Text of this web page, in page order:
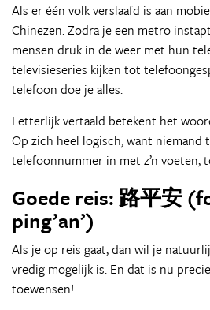
Als er één volk verslaafd is aan
Chinezen. Zodra je een metro
mensen druk in de weer met hun
televisieseries kijken tot
telefoon doe je alles.
Letterlijk vertaald betekent het
Op zich heel logisch, want niemand
telefoonnummer in met z’n voeten,
Goede reis: 路平安
ping’an’)
Als je op reis gaat, dan wil je
vredig mogelijk is. En dat is nu
toewensen!